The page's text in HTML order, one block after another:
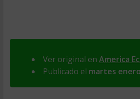
Ver original en America
Publicado el martes